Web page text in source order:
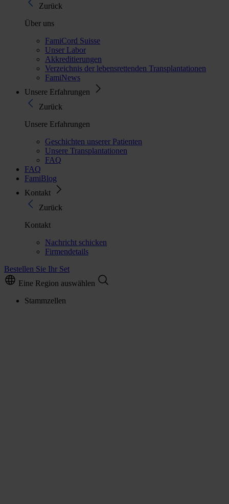
Zurück
Über uns
FamiCord Suisse
Unser Labor
Akkreditierungen
Verzeichnis der lebensrettenden Transplantationen
FamiNews
Unsere Erfahrungen
Zurück
Unsere Erfahrungen
Geschichten unserer Patienten
Unsere Transplantationen
FAQ
FAQ
FamiBlog
Kontakt
Zurück
Kontakt
Nachricht schicken
Firmendetails
Bestellen Sie Ihr Set
Eine Region auswählen
Stammzellen